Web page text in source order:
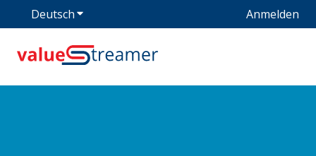
DeutschUntermenü für Übersetzungen anzeigen
Anmelden